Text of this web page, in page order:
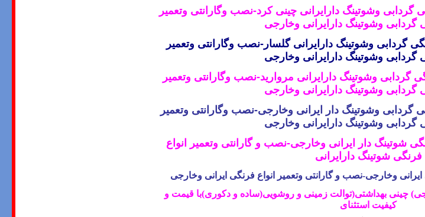
وشوتینگ دارایرانی چینی کرد-نصب وگارانتی وتعمیر
گردابی وشوتینگ دارایرانی وخارجی
وشوتینگ دارایرانی گلسار-نصب وگارانتی وتعمیر
گردابی وشوتینگ دارایرانی وخارجی
وشوتینگ دارایرانی مروارید-نصب وگارانتی وتعمیر
گردابی وشوتینگ دارایرانی وخارجی
وشوتینگ دار ایرانی وخارجی-نصب وگارانتی وتعمیر
گردابی وشوتینگ دارایرانی وخارجی
دار ایرانی وخارجی-نصب و گارانتی وتعمیر انواع
فرنگی شوتینگ دارایرانی
وخارجی-نصب و گارانتی وتعمیر انواع فرنگی ایرانی وخارجی
چینی بهداشتی(توالت زمینی و روشویی(ساده و دکوری)با قیمت و
کیفیت استثنای